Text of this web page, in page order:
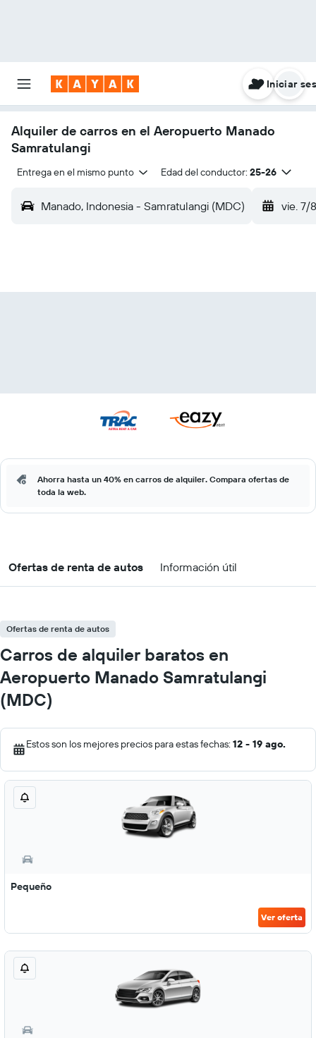
Iniciar
Alquiler de carros en el Aeropuerto Manado
Samratulangi
Entrega en el mismo punto Edad del conductor: 25-26
Manado, Indonesia - Samratulangi (MDC) vie. 7/8
Ahorra hasta un 40% en carros de alquiler. Compara ofertas de
toda la web.
Ofertas de renta de autos Información útil
Ofertas de renta de autos
Carros de alquiler baratos en
Aeropuerto Manado Samratulangi
(MDC)
Estos son los mejores precios para estas fechas: 12 - 19 ago.
Pequeño
Ver oferta